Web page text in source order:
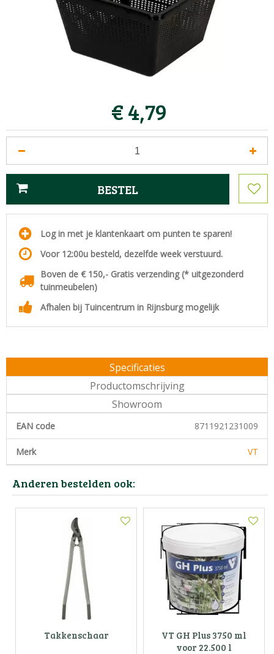
€4,79
Log in met je klantenkaart om punten te sparen!
Voor 12:00u besteld, dezelfde week verstuurd.
Boven de € 150,- Gratis verzending (* uitgezonderd
tuinmeubelen)
Afhalen bij Tuincentrum in Rijnsburg mogelijk
Specificaties
Productomschrijving
Showroom
EAN code 8711921231009
Merk VT
Anderen bestelden ook:
Takkenschaar
VT GH Plus 3750 ml
voor 22.500 l